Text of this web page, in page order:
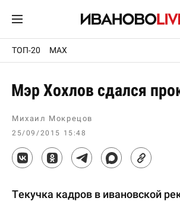
ТОП-20 MAX
Мэр Хохлов сдался
Михаил Мокрецов
25/09/2015 15:48
Текучка кадров в ивановской